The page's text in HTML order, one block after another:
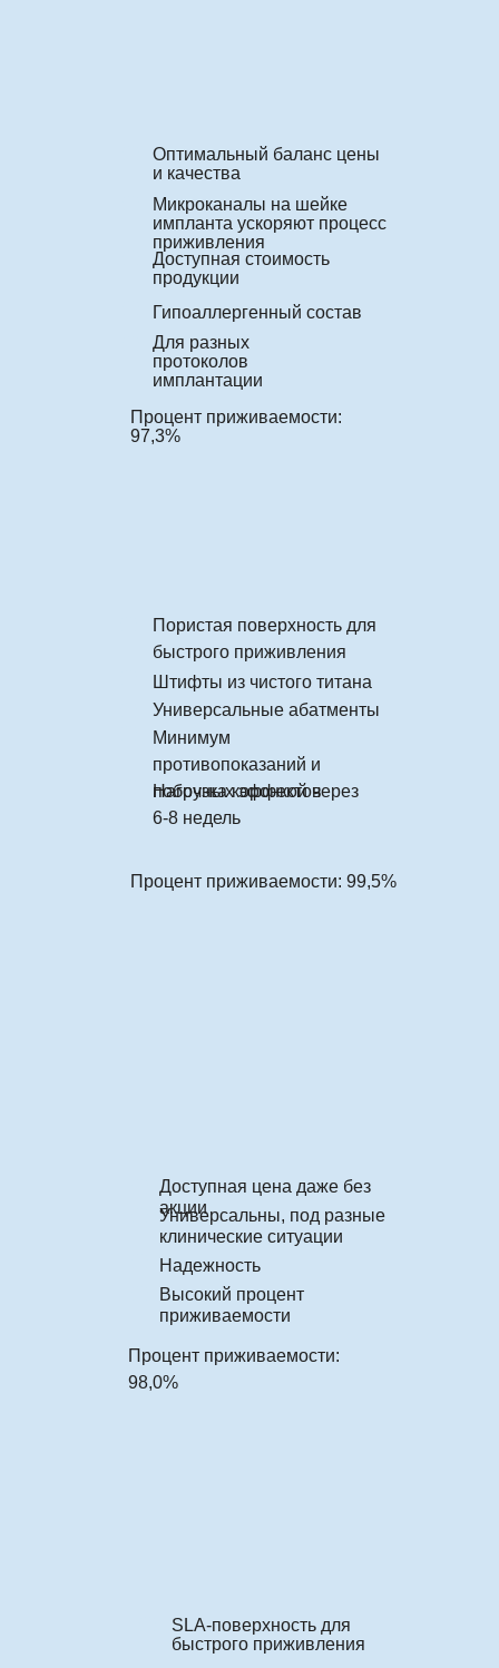
Гипоаллергенный состав
Для разных
протоколов
имплантации
Микроканалы на шейке
импланта ускоряют процесс
приживления
Доступная стоимость
продукции
Оптимальный баланс цены
и качества
Процент приживаемости:
97,3%
Пористая поверхность для
быстрого приживления
Штифты из чистого титана
Универсальные абатменты
Минимум
противопоказаний и
побочных эффектов
Нагрузка коронкой через
6-8 недель
Процент приживаемости: 99,5%
Высокий процент
приживаемости
Универсальны, под разные
клинические ситуации
Доступная цена даже без
акции
Надежность
Процент приживаемости:
98,0%
SLA-поверхность для
быстрого приживления